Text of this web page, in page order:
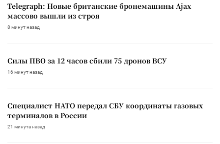
Telegraph: Новые британские бронемашины Ajax
массово вышли из строя
8 минут назад
Силы ПВО за 12 часов сбили 75 дронов ВСУ
16 минут назад
Специалист НАТО передал СБУ координаты газовых
терминалов в России
21 минута назад